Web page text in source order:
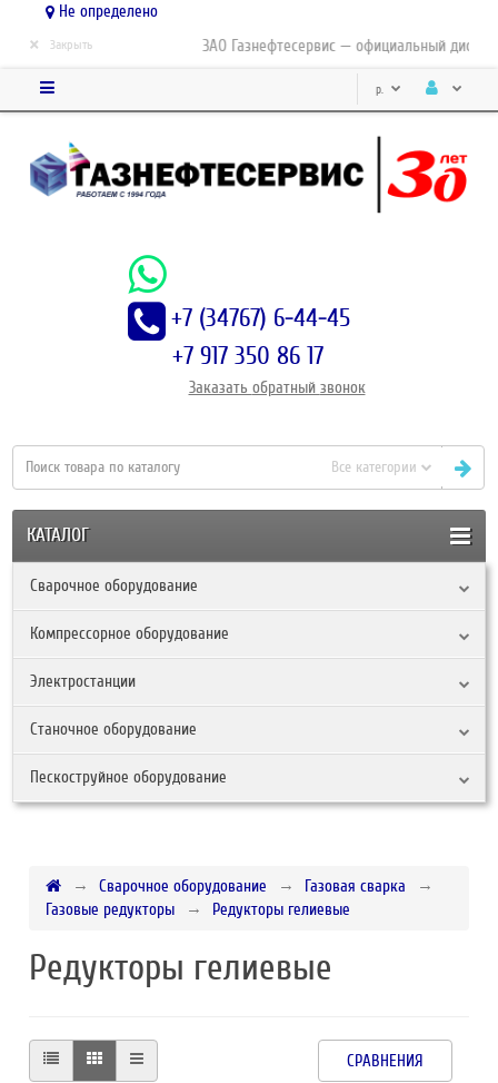
Не определено
ЗАО Газнефтесервис — официальный
× Закрыть
р.
+7 (34767) 6-44-45
+7 917 350 86 17
Заказать обратный звонок
Все категории
КАТАЛОГ
Сварочное оборудование
Компрессорное оборудование
Электростанции
Станочное оборудование
Пескоструйное оборудование
Сварочное оборудование
Газовая сварка
Газовые редукторы
Редукторы гелиевые
Редукторы гелиевые
СРАВНЕНИЯ